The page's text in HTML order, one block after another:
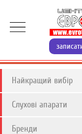
Найкращий вибір
Слухові апарати
Бренди